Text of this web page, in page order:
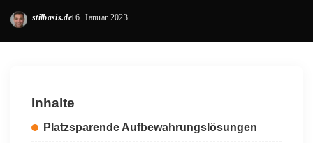
Posted
stilbasis.de 6. Januar 2023
Inhalte
Platzsparende Aufbewahrungslösungen